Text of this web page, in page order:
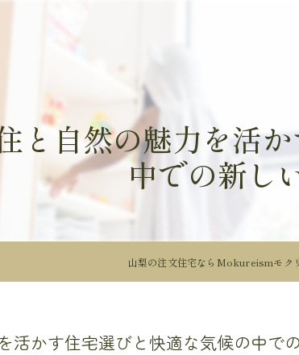
と自然の魅力を活
中での新し
山梨の注文住宅ならMokureismモク
活かす住宅選びと快適な気候の中で